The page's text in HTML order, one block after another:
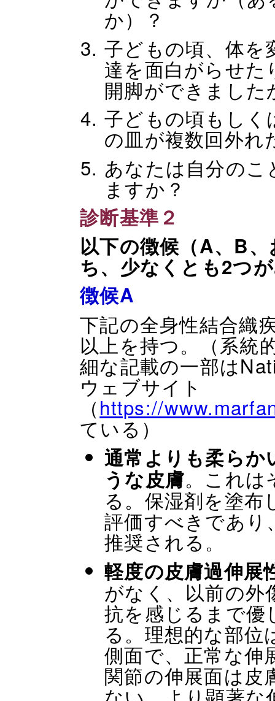
か）？
子どもの頃、体を
達を面白がらせ
開脚ができました
子どもの頃もしく
の皿が複数回外
あなたは自分のこ
ますか？
診断基準２
以下の徴候（A、B
ち、少なくとも2つ
徴候A
下記の全身性結合織
以上を持つ。（系統
細な記載の一部は
ウェブサイト
（https://
ている）
通常よりも柔ら
うな皮膚。これは
る。保湿剤を塗
評価すべきであ
推奨される。
軽度の皮膚過伸展
がなく、以前の外
抗を感じるまで
る。理想的な部位
側面で、正常な伸
関節の伸展面は皮